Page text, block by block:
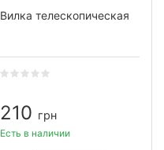
Вилка телескопическая
210 грн
Есть в наличии